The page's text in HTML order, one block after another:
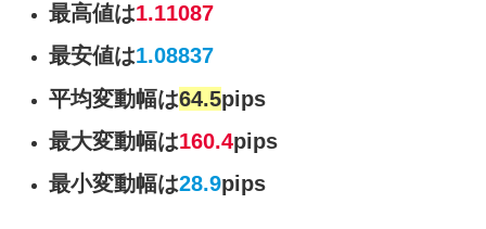
最高値は1.11087
最安値は1.08837
平均変動幅は64.5pips
最大変動幅は160.4pips
最小変動幅は28.9pips